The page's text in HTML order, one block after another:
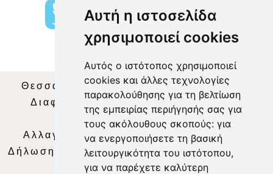
Αυτή η ιστοσελίδα
χρησιμοποιεί cookies
Αυτός ο ιστότοπος χρησιμοποιεί
cookies και άλλες τεχνολογίες
παρακολούθησης για τη βελτίωση
της εμπειρίας περιήγησής σας για
τους ακόλουθους σκοπούς: για
να ενεργοποιήσετε τη βασική
λειτουργικότητα του ιστότοπου,
για να παρέχετε καλύτερη
Θεσσαλία Τηλεόραση|SNG Services
Διαφήμιση | Όροι Χρήσης |Δήλωση
Απορρήτου |
Περιεχόμενο
Αλλαγή Προτιμήσεων για τα Cookies
Δήλωση συμμόρφωσης με τη σύσταση (ΕΕ)
2018/334|Ταυτότητα